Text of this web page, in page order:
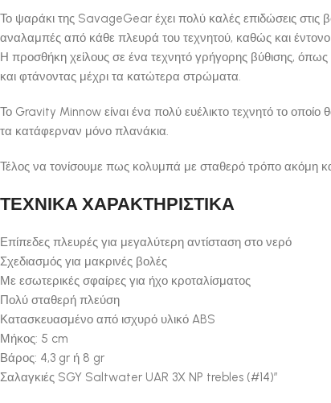
Το ψαράκι της SavageGear έχει πολύ καλές επιδώσεις στις
αναλαμπές από κάθε πλευρά του τεχνητού, καθώς και
Η προσθήκη χείλους σε ένα τεχνητό γρήγορης βύθισης,
και φτάνοντας μέχρι τα κατώτερα στρώματα.
Το Gravity Minnow είναι ένα πολύ ευέλικτο τεχνητό το
τα κατάφερναν μόνο πλανάκια.
Τέλος να τονίσουμε πως κολυμπά με σταθερό τρόπο ακόμη
ΤΕΧΝΙΚΑ ΧΑΡΑΚΤΗΡΙΣΤΙΚΑ
Επίπεδες πλευρές για μεγαλύτερη αντίσταση στο νερό
Σχεδιασμός για μακρινές βολές
Με εσωτερικές σφαίρες για ήχο κροταλίσματος
Πολύ σταθερή πλεύση
Κατασκευασμένο από ισχυρό υλικό ABS
Μήκος: 5 cm
Βάρος: 4,3 gr ή 8 gr
Σαλαγκιές SGY Saltwater UAR 3X NP trebles (#14)”